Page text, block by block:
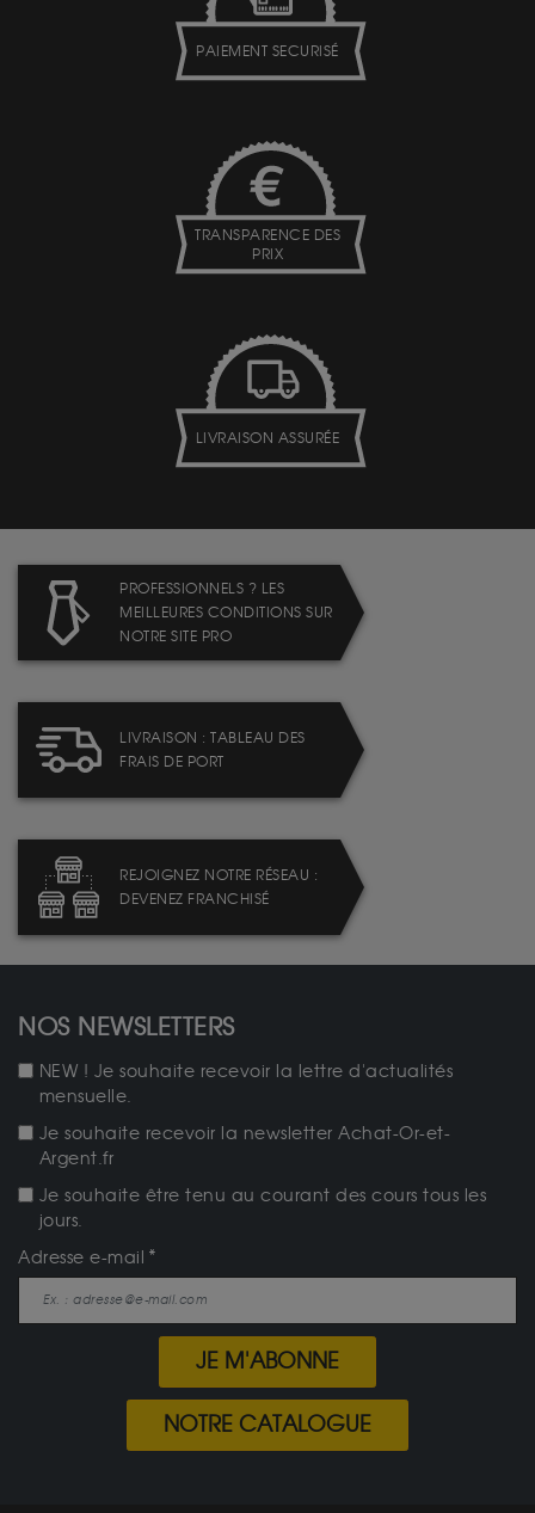
PAIEMENT SECURISÉ
TRANSPARENCE DES
PRIX
LIVRAISON ASSURÉE
PROFESSIONNELS ? LES
MEILLEURES CONDITIONS SUR
NOTRE SITE PRO
LIVRAISON : TABLEAU DES
FRAIS DE PORT
REJOIGNEZ NOTRE RÉSEAU :
DEVENEZ FRANCHISÉ
NOS NEWSLETTERS
NEW ! Je souhaite recevoir la lettre d'actualités
mensuelle.
Je souhaite recevoir la newsletter Achat-Or-et-
Argent.fr
Je souhaite être tenu au courant des cours tous les
jours.
Adresse e-mail
JE M'ABONNE
NOTRE CATALOGUE